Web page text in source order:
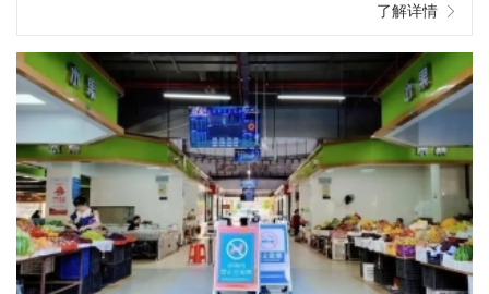
君圩京果街设馆看诊。“吴满福跌打诊所”即是佛山市第二人民医
有的普君医院，吴满福任首任院长。1972年，当时的市政府决
定让基础较好的普君医挂牌成为全民所有制的佛山市人民
了解详情